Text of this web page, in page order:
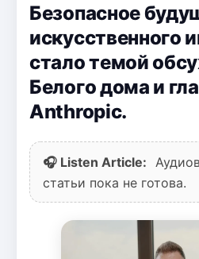
Безопасное
искусственного
стало темой
Белого дома и
Anthropic.
🎧 Listen Article:
статьи пока не готова.